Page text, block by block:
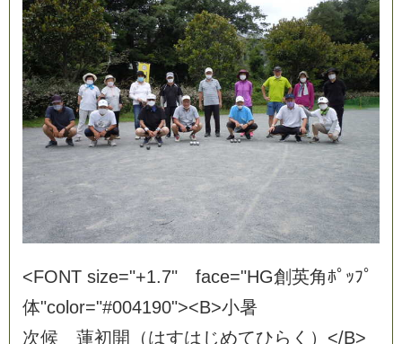
<FONT size="+1.7" face="HG創英角ﾎﾟ ｯﾌﾟ
体"coor="#004190"><B>小暑
次候 蓮初開 （はすは じめてひら く ） </B>